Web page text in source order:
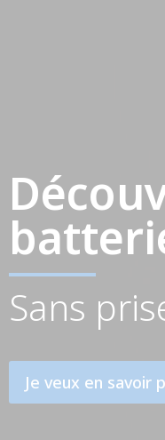
Sans
Je veux en savoir